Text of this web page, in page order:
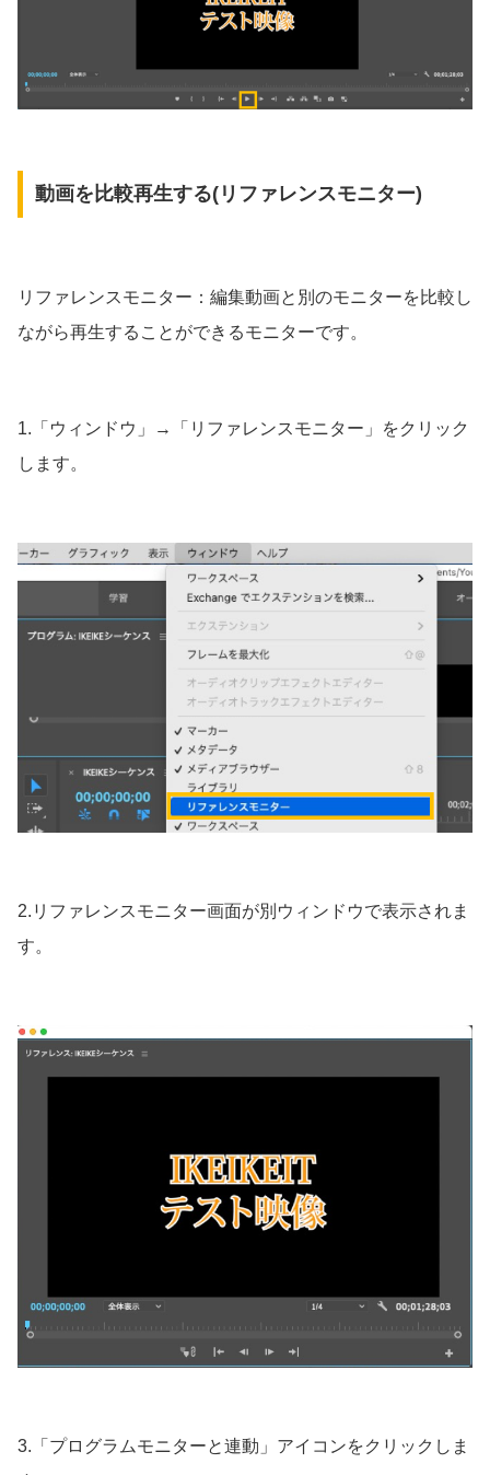
動画を比較再生する(リファレンスモニター)
リファレンスモニター：編集動画と別のモニターを比較し
ながら再生することができるモニターです。
1.「ウィンドウ」→「リファレンスモニター」をクリック
します。
2.リファレンスモニター画面が別ウィンドウで表示されま
す。
3.「プログラムモニターと連動」アイコンをクリックしま